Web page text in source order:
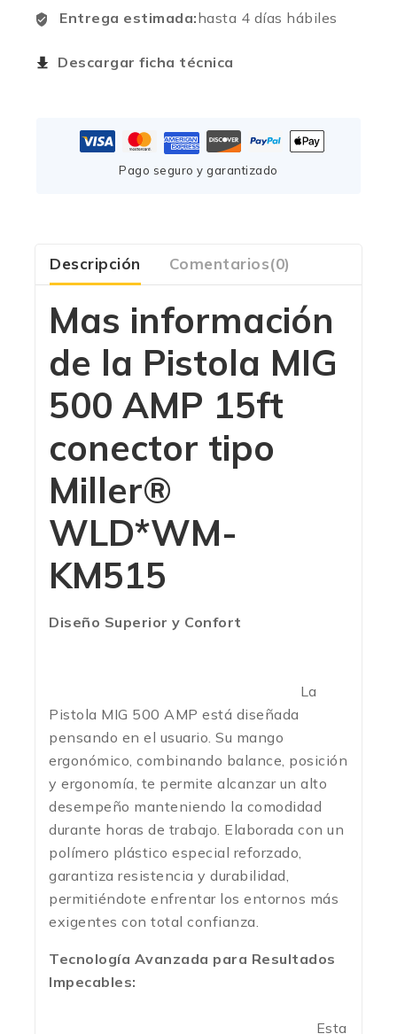
Entrega estimada:hasta 4 días hábiles
Descargar ficha técnica
Pago seguro y garantizado
Descripción Comentarios(0)
Mas información
de la Pistola MIG
500 AMP 15ft
conector tipo
Miller®
WLD*WM-
KM515
Diseño Superior y Confort
La
Pistola MIG 500 AMP está diseñada
pensando en el usuario. Su mango
ergonómico, combinando balance, posición
y ergonomía, te permite alcanzar un alto
desempeño manteniendo la comodidad
durante horas de trabajo. Elaborada con un
polímero plástico especial reforzado,
garantiza resistencia y durabilidad,
permitiéndote enfrentar los entornos más
exigentes con total confianza.
Tecnología Avanzada para Resultados
Impecables:
Esta